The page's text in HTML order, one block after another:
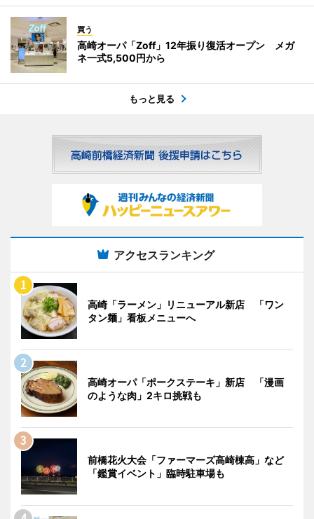
買う
高崎オーパ「Zoff」12年振り復活オープン メガ
ネ一式5,500円から
もっと見る
アクセスランキング
高崎「ラーメン」リニューアル新店 「ワン
タン麺」看板メニューへ
高崎オーパ「ポークステーキ」新店 「漫画
のような肉」2キロ挑戦も
前橋花火大会「ファーマーズ高崎棟高」など
「鑑賞イベント」臨時駐車場も